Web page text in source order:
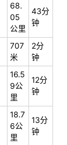
68.
05
公里
43分
钟
707
米
2分
钟
16.5
9公
里
12分
钟
18.7
6公
里
13分
钟